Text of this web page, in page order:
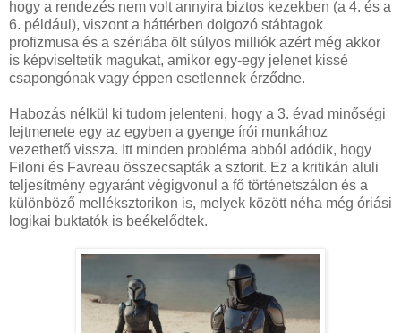
hogy a rendezés nem volt annyira biztos kezekben (a 4. és a
6. például), viszont a háttérben dolgozó stábtagok
profizmusa és a szériába ölt súlyos milliók azért még akkor
is képviseltetik magukat, amikor egy-egy jelenet kissé
csapongónak vagy éppen esetlennek érződne.
Habozás nélkül ki tudom jelenteni, hogy a 3. évad minőségi
lejtmenete egy az egyben a gyenge írói munkához
vezethető vissza. Itt minden probléma abból adódik, hogy
Filoni és Favreau összecsapták a sztorit. Ez a kritikán aluli
teljesítmény egyaránt végigvonul a fő történetszálon és a
különböző melléksztorikon is, melyek között néha még óriási
logikai buktatók is beékelődtek.